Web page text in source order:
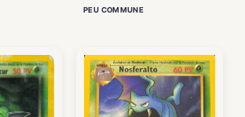
PEU COMMUNE